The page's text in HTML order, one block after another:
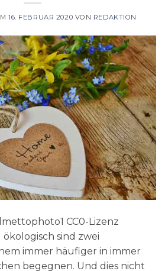
16. FEBRUAR 2020 VON REDAKTION
CC0-Lizenz
sind zwei
immer häufiger in immer
begegnen. Und dies nicht